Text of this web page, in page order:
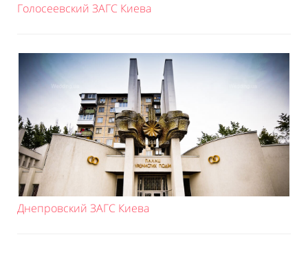
Голосеевский ЗАГС Киева
Днепровский ЗАГС Киева